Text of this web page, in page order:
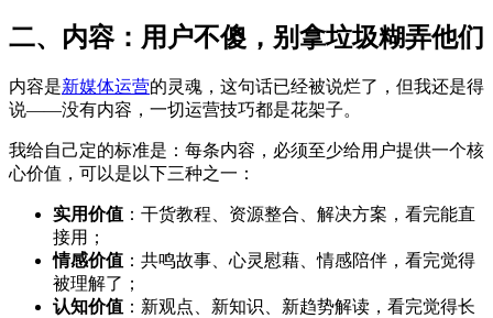
二、内容：用户不傻，别拿垃圾糊弄他们
内容是新媒体运营的灵魂，这句话已经被说烂了，但我还是得
说——没有内容，一切运营技巧都是花架子。
我给自己定的标准是：每条内容，必须至少给用户提供一个核
心价值，可以是以下三种之一：
实用价值 ：干货教程、资源整合、解决方案，看完能直
接用；
情感价值 ：共鸣故事、心灵慰藉、情感陪伴，看完觉得
被理解了；
认知价值 ：新观点、新知识、新趋势解读，看完觉得长